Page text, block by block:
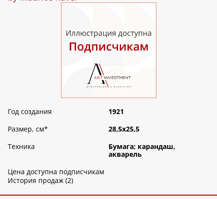
Год создания
1921
Размер, см*
28,5х25,5
Техника
Бумага; карандаш,
акварель
Цена доступна подписчикам
История продаж (2)